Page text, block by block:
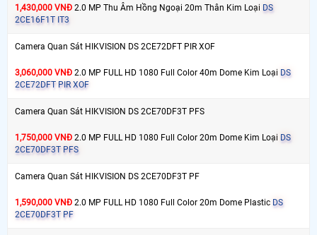
1,430,000 VNĐ 2.0 MP Thu Âm Hồng Ngoại 20m Thân Kim Loại DS
2CE16F1T IT3
Camera Quan Sát HIKVISION DS 2CE72DFT PIR XOF
3,060,000 VNĐ 2.0 MP FULL HD 1080 Full Color 40m Dome Kim Loại DS
2CE72DFT PIR XOF
Camera Quan Sát HIKVISION DS 2CE70DF3T PFS
1,750,000 VNĐ 2.0 MP FULL HD 1080 Full Color 20m Dome Kim Loại DS
2CE70DF3T PFS
Camera Quan Sát HIKVISION DS 2CE70DF3T PF
1,590,000 VNĐ 2.0 MP FULL HD 1080 Full Color 20m Dome Plastic DS
2CE70DF3T PF